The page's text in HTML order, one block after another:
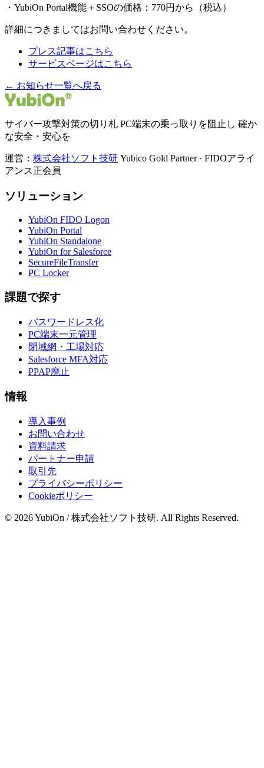
・YubiOn Portal機能＋SSOの価格：770円から（税込）
詳細につきましてはお問い合わせください。
プレス記事はこちら
サービスページはこちら
← お知らせ一覧へ戻る
サイバー攻撃対策の切り札 PC端末の乗っ取りを阻止し 確か
な安全・安心を
運営： 株式会社ソフト技研 Yubico Gold Partner · FIDOアライ
アンス正会員
ソリューション
YubiOn FIDO Logon
YubiOn Portal
YubiOn Standalone
YubiOn for Salesforce
SecureFileTransfer
PC Locker
課題で探す
パスワードレス化
PC端末一元管理
閉域網・工場対応
Salesforce MFA対応
PPAP廃止
情報
導入事例
お問い合わせ
資料請求
パートナー申請
取引先
プライバシーポリシー
Cookieポリシー
© 2026 YubiOn / 株式会社ソフト技研. All Rights Reserved.